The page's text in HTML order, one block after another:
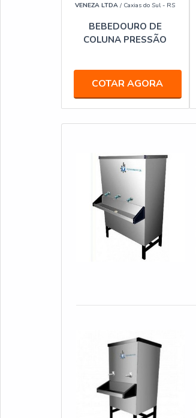
VENEZA LTDA / Caxias do Sul - RS
BEBEDOURO DE
COLUNA PRESSÃO
COTAR AGORA